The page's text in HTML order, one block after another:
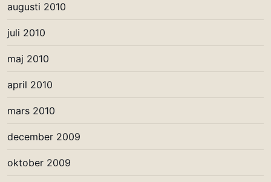
augusti 2010
juli 2010
maj 2010
april 2010
mars 2010
december 2009
oktober 2009